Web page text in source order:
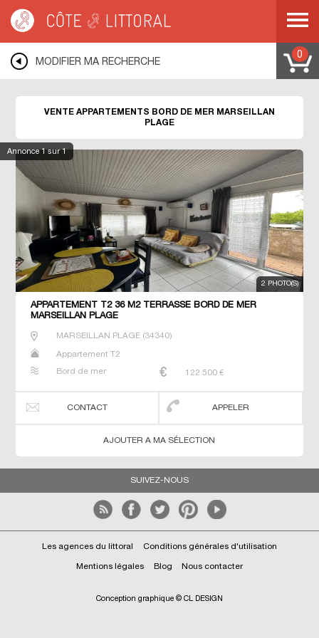
MEDITERRANEE
LANGUEDOC ROUSSILLON
MARSEILLAN
PLAGE
MODIFIER MA RECHERCHE
0
Annonce1sur 1
VENTE APPARTEMENTS BORD DE MER MARSEILLAN
PLAGE
2 PHOTO(S)
APPARTEMENT T2 36 M2 TERRASSE BORD DE MER
MARSEILLAN PLAGE
MARSEILLAN PLAGE(34340)
Appartement T2
Bord de mer 122 500 €
CONTACT APPELER
AJOUTER A MA SÉLECTION
SUIVEZ-NOUS
Les agences du littoral Conditions générales d'utilisation
Mentions légales Blog Nous contacter
Conception graphique © CL DESIGN